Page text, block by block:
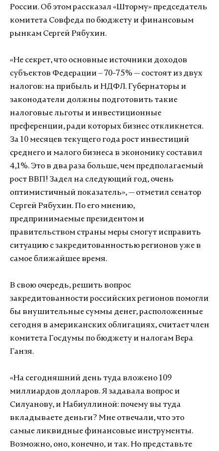
России. Об этом рассказал «Шторму» председатель
комитета Совфеда по бюджету и финансовым
рынкам Сергей Рябухин.
«Не секрет, что основные источники доходов
субъектов Федерации – 70-75% — состоят из двух
налогов: на прибыль и НДФЛ. Губернаторы и
законодатели должны подготовить такие
налоговые льготы и инвестиционные
преференции, ради которых бизнес откликнется.
За 10 месяцев текущего года рост инвестиций
среднего и малого бизнеса в экономику составил
4,1%. Это в два раза больше, чем предполагаемый
рост ВВП! Задел на следующий год, очень
оптимистичный показатель», — отметил сенатор
Сергей Рябухин. По его мнению,
предпринимаемые президентом и
правительством страны меры смогут исправить
ситуацию с закредитованностью регионов уже в
самое ближайшее время.
В свою очередь, решить вопрос
закредитованности российских регионов помогли
бы внушительные суммы денег, расположенные
сегодня в американских облигациях, считает член
комитета Госдумы по бюджету и налогам Вера
Ганзя.
«На сегодняшний день туда вложено 109
миллиардов долларов. Я задавала вопрос и
Силуанову, и Набиуллиной: почему вы туда
вкладываете деньги? Мне отвечали, что это
самые ликвидные финансовые инструменты.
Возможно, оно, конечно, и так. Но представьте